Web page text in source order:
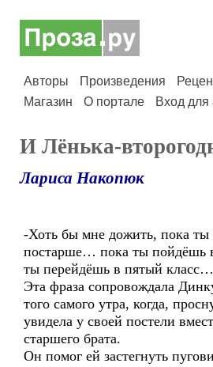
Авторы Произведения
Магазин
О портале Вход для
И Лёнька-
Лариса Накопюк
-Хоть бы мне дожить, пока ты
постарше… пока ты пойдёшь
ты перейдёшь в пятый класс…
Эта фраза сопровождала
того самого утра, когда,
увидела у своей постели
старшего брата.
Он помог ей застегнуть